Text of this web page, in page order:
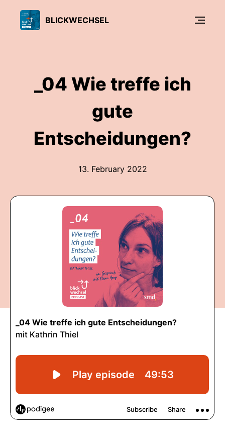
BLICKWECHSEL
_04 Wie treffe ich
gute
Entscheidungen?
13. February 2022